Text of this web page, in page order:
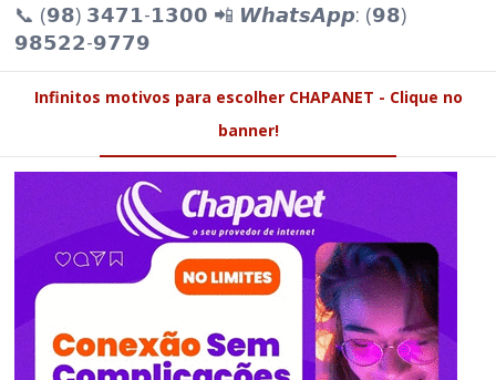
📞 (𝟵𝟴) 𝟯𝟰𝟳𝟭-𝟭𝟯𝟬𝟬 📲 𝙒𝙝𝙖𝙩𝙨𝘼𝙥𝙥: (𝟵𝟴)
𝟵𝟴𝟱𝟮𝟮-𝟵𝟳𝟳𝟵
Infinitos motivos para escolher CHAPANET - Clique no
banner!